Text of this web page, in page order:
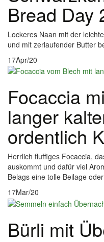
Bread Day
Lockeres Naan mit der
und mit zerlaufender Butter
17Apr/20
Focaccia
langer
ordentlich
Herrlich fluffiges Focaccia,
auskommt und dafür viel
Belags eine tolle Beilage
17Mar/20
Bürli mit